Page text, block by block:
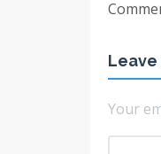
Leave
Your